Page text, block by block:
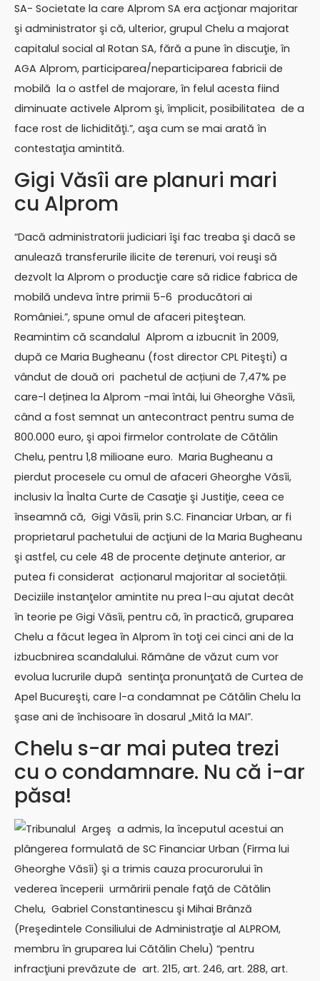
SA- Societate la care Alprom SA era acţionar majoritar
şi administrator şi că, ulterior, grupul Chelu a majorat
capitalul social al Rotan SA, fără a pune în discuţie, în
AGA Alprom, participarea/neparticiparea fabricii de
mobilă la o astfel de majorare, în felul acesta fiind
diminuate activele Alprom şi, împlicit, posibilitatea de a
face rost de lichidităţi.”, aşa cum se mai arată în
contestaţia amintită.
Gigi Văsîi are planuri mari
cu Alprom
“Dacă administratorii judiciari îşi fac treaba şi dacă se
anulează transferurile ilicite de terenuri, voi reuşi să
dezvolt la Alprom o producţie care să ridice fabrica de
mobilă undeva între primii 5-6 producători ai
României.”, spune omul de afaceri piteştean.
Reamintim că scandalul Alprom a izbucnit în 2009,
după ce Maria Bugheanu (fost director CPL Piteşti) a
vândut de două ori pachetul de acțiuni de 7,47% pe
care-l deținea la Alprom -mai întâi, lui Gheorghe Văsîi,
când a fost semnat un antecontract pentru suma de
800.000 euro, şi apoi firmelor controlate de Cătălin
Chelu, pentru 1,8 milioane euro. Maria Bugheanu a
pierdut procesele cu omul de afaceri Gheorghe Văsîi,
inclusiv la Înalta Curte de Casaţie şi Justiţie, ceea ce
înseamnă că, Gigi Văsîi, prin S.C. Financiar Urban, ar fi
proprietarul pachetului de acţiuni de la Maria Bugheanu
şi astfel, cu cele 48 de procente deţinute anterior, ar
putea fi considerat acționarul majoritar al societății.
Deciziile instanţelor amintite nu prea l-au ajutat decât
în teorie pe Gigi Văsîi, pentru că, în practică, gruparea
Chelu a făcut legea în Alprom în toţi cei cinci ani de la
izbucbnirea scandalului. Rămâne de văzut cum vor
evolua lucrurile după sentinţa pronunţată de Curtea de
Apel Bucureşti, care l-a condamnat pe Cătălin Chelu la
şase ani de închisoare în dosarul „Mită la MAI”.
Chelu s-ar mai putea trezi
cu o condamnare. Nu că i-ar
păsa!
Tribunalul Argeş a admis, la începutul acestui an
plângerea formulată de SC Financiar Urban (Firma lui
Gheorghe Văsîi) şi a trimis cauza procurorului în
vederea începerii urmăririi penale faţă de Cătălin
Chelu, Gabriel Constantinescu şi Mihai Brânză
(Preşedintele Consiliului de Administraţie al ALPROM,
membru în gruparea lui Cătălin Chelu) “pentru
infracţiuni prevăzute de art. 215, art. 246, art. 288, art.